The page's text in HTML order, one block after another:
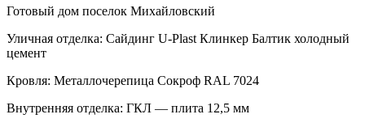
Готовый дом поселок Михайловский
Уличная отделка: Сайдинг U-Plast Клинкер Балтик холодный
цемент
Кровля: Металлочерепица Сокроф RAL 7024
Внутренняя отделка: ГКЛ — плита 12,5 мм